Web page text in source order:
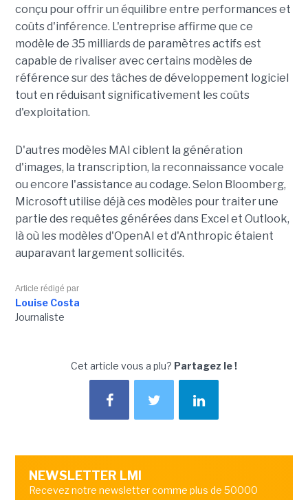
conçu pour offrir un équilibre entre performances et
coûts d'inférence. L'entreprise affirme que ce
modèle de 35 milliards de paramètres actifs est
capable de rivaliser avec certains modèles de
référence sur des tâches de développement logiciel
tout en réduisant significativement les coûts
d'exploitation.
D'autres modèles MAI ciblent la génération
d'images, la transcription, la reconnaissance vocale
ou encore l'assistance au codage. Selon Bloomberg,
Microsoft utilise déjà ces modèles pour traiter une
partie des requêtes générées dans Excel et Outlook,
là où les modèles d'OpenAI et d'Anthropic étaient
auparavant largement sollicités.
Article rédigé par
Louise Costa
Journaliste
Cet article vous a plu? Partagez le !
NEWSLETTER LMI
Recevez notre newsletter comme plus de 50000